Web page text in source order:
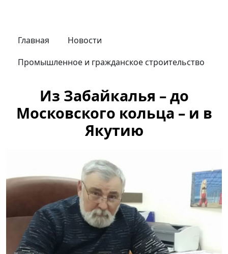
Главная
Новости
Промышленное и гражданское строительство
Из Забайкалья – до
Московского кольца – и в
Якутию